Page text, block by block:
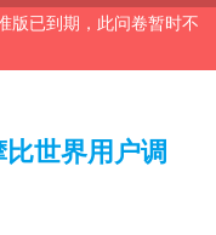
版已到期，此问卷暂时不
世界用户调